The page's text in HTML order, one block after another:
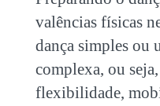
valências físicas
dança simples ou
complexa, ou
flexibilidade,